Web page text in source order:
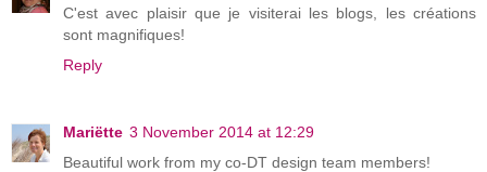
C'est avec plaisir que je visiterai les blogs, les créations
sont magnifiques!
Reply
Mariëtte 3 November 2014 at 12:29
Beautiful work from my co-DT design team members!